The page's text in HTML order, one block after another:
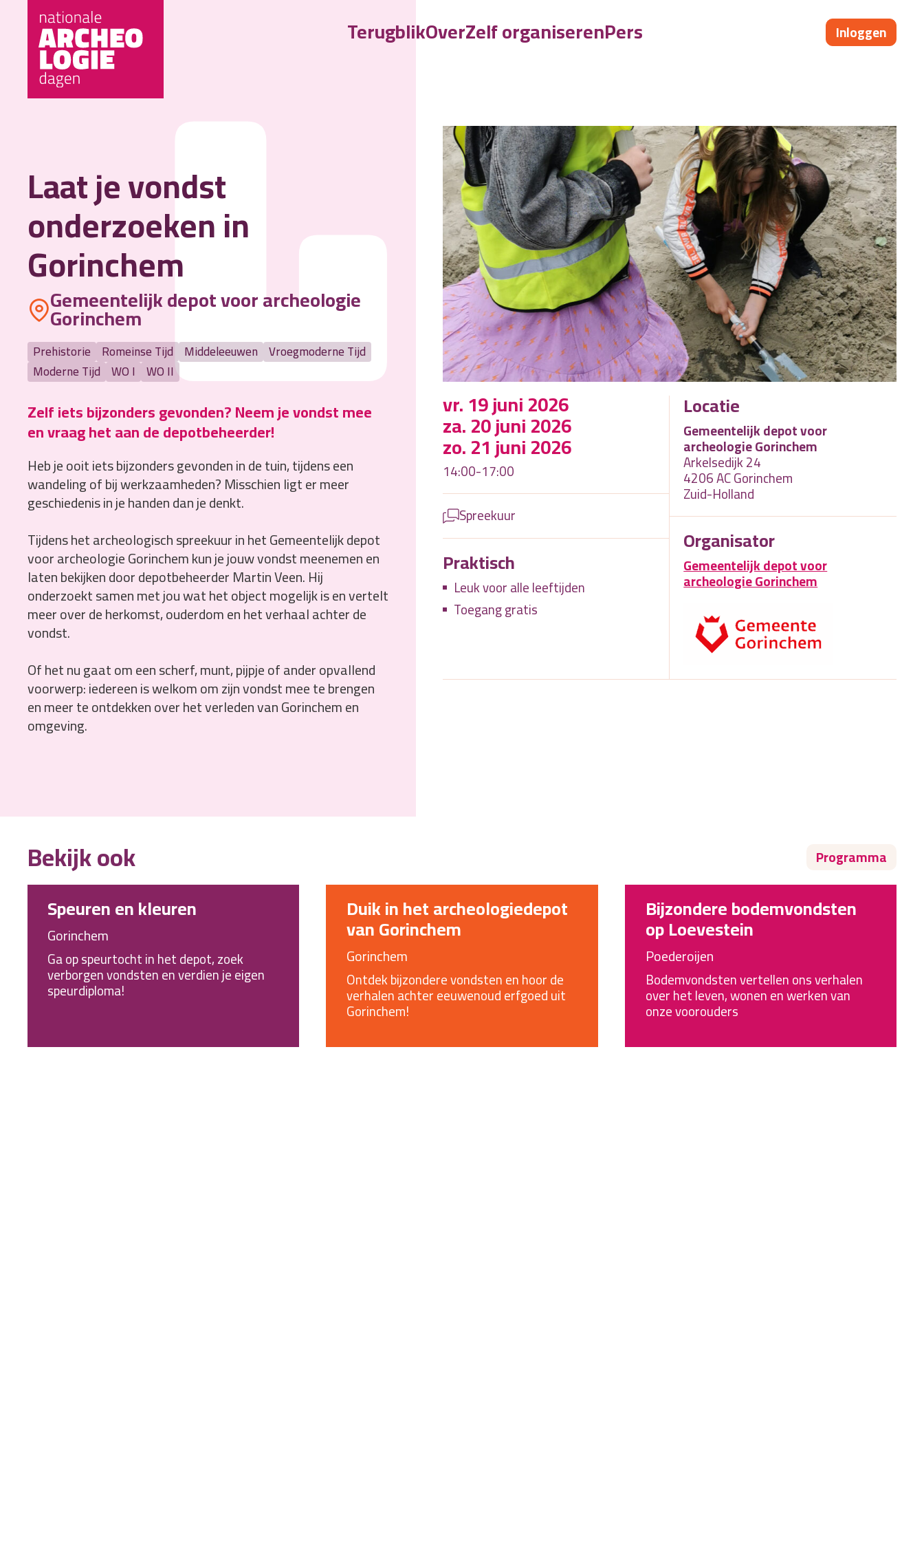
TerugblikOverZelf organiserenPers Inloggen
L
Laat je vondst
onderzoeken in
Gorinchem
Gemeentelijk depot voor archeologie
Gorinchem
Prehistorie Romeinse Tijd Middeleeuwen Vroegmoderne Tijd
Moderne Tijd WO I WO II
Zelf iets bijzonders gevonden? Neem je vondst mee
en vraag het aan de depotbeheerder!
Heb je ooit iets bijzonders gevonden in de tuin, tijdens een
wandeling of bij werkzaamheden? Misschien ligt er meer
geschiedenis in je handen dan je denkt.
Tijdens het archeologisch spreekuur in het Gemeentelijk depot
voor archeologie Gorinchem kun je jouw vondst meenemen en
laten bekijken door depotbeheerder Martin Veen. Hij
onderzoekt samen met jou wat het object mogelijk is en vertelt
meer over de herkomst, ouderdom en het verhaal achter de
vondst.
Of het nu gaat om een scherf, munt, pijpje of ander opvallend
voorwerp: iedereen is welkom om zijn vondst mee te brengen
en meer te ontdekken over het verleden van Gorinchem en
omgeving.
vr. 19 juni 2026
za. 20 juni 2026
zo. 21 juni 2026
14:00-17:00
Spreekuur
Praktisch
Leuk voor alle leeftijden
Toegang gratis
Locatie
Gemeentelijk depot voor
archeologie Gorinchem
Arkelsedijk 24
4206 AC Gorinchem
Zuid-Holland
Organisator
Gemeentelijk depot voor
archeologie Gorinchem
Bekijk ook Programma
Speuren en kleuren
Gorinchem
Ga op speurtocht in het depot, zoek
verborgen vondsten en verdien je eigen
speurdiploma!
Duik in het archeologiedepot
van Gorinchem
Gorinchem
Ontdek bijzondere vondsten en hoor de
verhalen achter eeuwenoud erfgoed uit
Gorinchem!
Bijzondere bodemvondsten
op Loevestein
Poederoijen
Bodemvondsten vertellen ons verhalen
over het leven, wonen en werken van
onze voorouders